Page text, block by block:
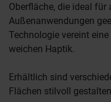
Oberfläche, die ideal für
Außenanwendungen
Technologie vereint
weichen Haptik.
Erhältlich sind
Flächen stilvoll